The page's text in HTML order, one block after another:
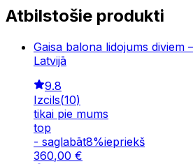
Atbilstošie produkti
Gaisa balona lidojums diviem
Latvijā
9.8
Izcils(10)
tikai pie mums
top
- saglabāt8%iepriekš
360,00 €